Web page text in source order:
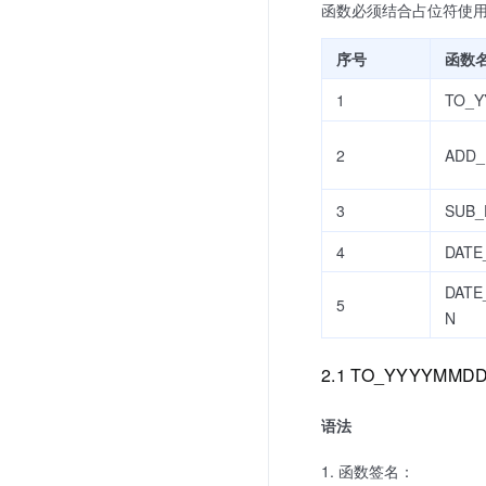
函数必须结合占位符使
序号
函数
1
2
3
4
5
N
2.1
语法
函数签名：